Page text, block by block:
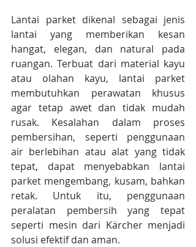
Lantai parket dikenal sebagai jenis
lantai yang memberikan kesan
hangat, elegan, dan natural pada
ruangan. Terbuat dari material kayu
atau olahan kayu, lantai parket
membutuhkan perawatan khusus
agar tetap awet dan tidak mudah
rusak. Kesalahan dalam proses
pembersihan, seperti penggunaan
air berlebihan atau alat yang tidak
tepat, dapat menyebabkan lantai
parket mengembang, kusam, bahkan
retak. Untuk itu, penggunaan
peralatan pembersih yang tepat
seperti mesin dari Kärcher menjadi
solusi efektif dan aman.